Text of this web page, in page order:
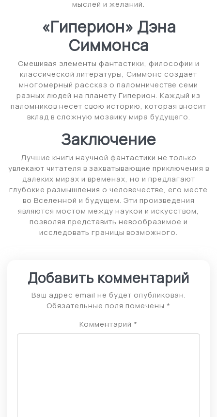
мыслей и желаний.
«Гиперион» Дэна
Симмонса
Смешивая элементы фантастики, философии и
классической литературы, Симмонс создает
многомерный рассказ о паломничестве семи
разных людей на планету Гиперион. Каждый из
паломников несет свою историю, которая вносит
вклад в сложную мозаику мира будущего.
Заключение
Лучшие книги научной фантастики не только
увлекают читателя в захватывающие приключения в
далеких мирах и временах, но и предлагают
глубокие размышления о человечестве, его месте
во Вселенной и будущем. Эти произведения
являются мостом между наукой и искусством,
позволяя представить невообразимое и
исследовать границы возможного.
Добавить комментарий
Ваш адрес email не будет опубликован.
Обязательные поля помечены *
Комментарий *